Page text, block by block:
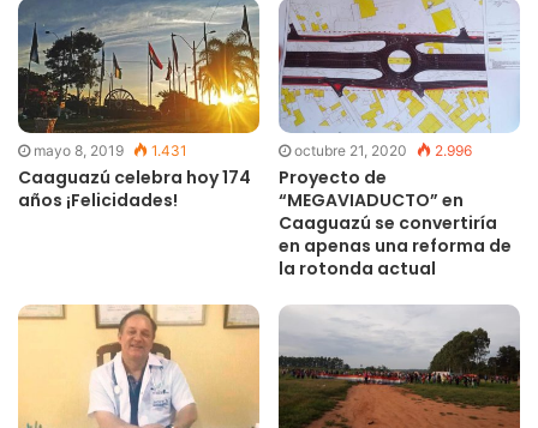
mayo 8, 2019 1.431
Caaguazú celebra hoy 174
años ¡Felicidades!
octubre 21, 2020 2.996
Proyecto de
“MEGAVIADUCTO” en
Caaguazú se convertiría
en apenas una reforma de
la rotonda actual